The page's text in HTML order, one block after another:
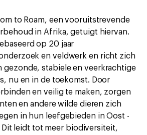
to Roam, een vooruitstrevende
in Afrika, getuigt hiervan.
op 20 jaar
en veldwerk en richt zich
gezonde, stabiele en veerkrachtige
nu en in de toekomst. Door
en veilig te maken, zorgen
en andere wilde dieren zich
in hun leefgebieden in Oost -
leidt tot meer biodiversiteit,